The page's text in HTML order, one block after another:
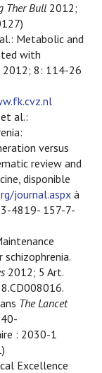
Ther Bull 2012;
Metabolic and
with
2012; 8: 114-26
al.:
versus
review and
disponible
journal.aspx à
4819- 157-7-
2012; 5 Art.
The Lancet
: 2030-1
Excellence